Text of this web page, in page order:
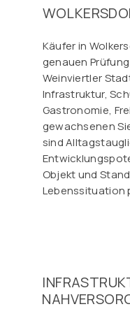
Käufer in
genauen
Weinviertler
Infrastruktur,
Gastronomie,
gewachsenen
sind
Objekt und
Lebenssituation